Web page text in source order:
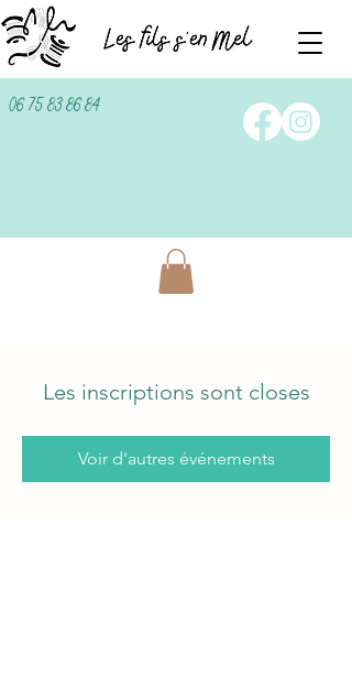
06 75 83 86 84
Les inscriptions sont closes
Voir d'autres événements